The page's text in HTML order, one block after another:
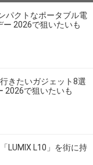
パクトなポータブル電
2026で狙いたいも
きたいガジェット8選
2026で狙いたいも
LUMIX L10」を街に持